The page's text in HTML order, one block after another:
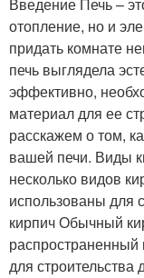
Введение Печь –
отопление, но и
придать комнате
печь выглядела
эффективно,
материал для ее
расскажем о том,
вашей печи. Виды
несколько видов
использованы для
кирпич Обычный
распространенный
для строительства